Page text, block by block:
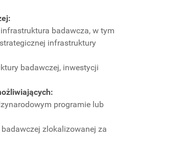
badawcza, w tym
infrastruktury
badawczej, inwestycji
programie lub
zlokalizowanej za